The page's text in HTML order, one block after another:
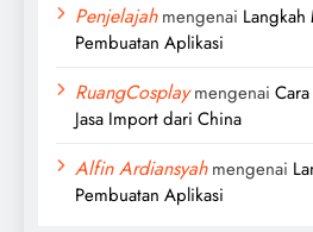
Penjelajahmengenai Langkah
Pembuatan Aplikasi
RuangCosplaymengenai
Jasa Import dari China
Alfin Ardiansyahmengenai
Pembuatan Aplikasi